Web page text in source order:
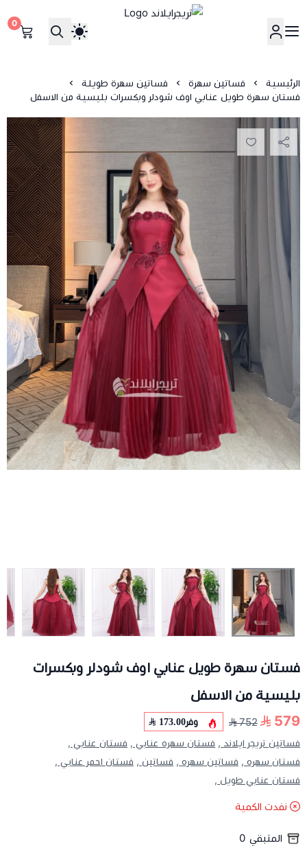
0
الرئيسية فساتين سهرة
فساتين سهرة طويلة
فستان سهرة طويل عنابي اوف شودلر وبكسرات بليسية من الاسفل
فستان سهرة طويل عنابي اوف شودلر وبكسرات
بليسية من الاسفل
579
752 وفر173.00
فساتين تريجر ايلاند , فستان سهره عنابي , فستان عنابي ,
فستان سهره , فساتين سهره , فساتين , فستان احمر عنابي ,
فستان عنابي طويل ,
نفدت الكمية
المتبقي 0